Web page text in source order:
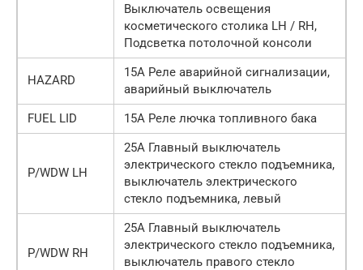
Выключатель освещения
косметического столика LH / RH,
Подсветка потолочной консоли
HAZARD
15А Реле аварийной сигнализации,
аварийный выключатель
FUEL LID
15А Реле лючка топливного бака
P/WDW LH
25А Главный выключатель
электрического стекло подъемника,
выключатель электрического
стекло подъемника, левый
P/WDW RH
25А Главный выключатель
электрического стекло подъемника,
выключатель правого стекло